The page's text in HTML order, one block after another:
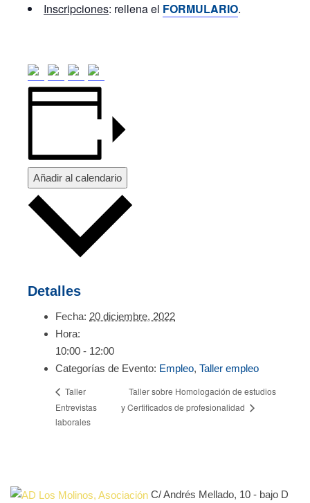
Inscripciones: rellena el FORMULARIO.
Añadir al calendario
Detalles
Fecha: 20 diciembre, 2022
Hora:
10:00 - 12:00
Categorías de Evento: Empleo, Taller empleo
Taller
Entrevistas
laborales
Taller sobre Homologación de estudios
y Certificados de profesionalidad
C/ Andrés Mellado, 10 - bajo D